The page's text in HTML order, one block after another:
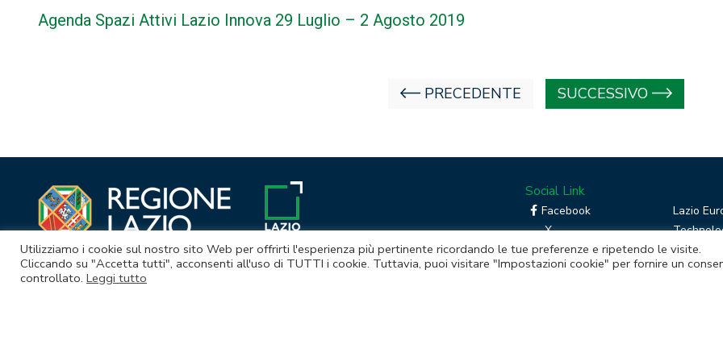
Agenda Spazi Attivi Lazio Innova 29 Luglio – 2 Agosto 2019
PRECEDENTE SUCCESSIVO
Social Link
Facebook
X
Linkedin
RSS
Lazio
Boost
Utilizziamo i cookie sul nostro sito Web per offrirti l'esperienza più pertinente ricordando le tue preferenze e ripetendo le visite.
Cliccando su "Accetta tutti", acconsenti all'uso di TUTTI i cookie. Tuttavia, puoi visitare "Impostazioni cookie" per fornire un
controllato. Leggi tutto